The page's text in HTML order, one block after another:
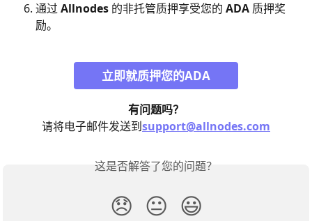
通过 Allnodes 的非托管质押享受您的 ADA 质押奖
励。
立即就质押您的ADA
有问题吗？
请将电子邮件发送到support@allnodes.com
这是否解答了您的问题？
😞 😐 😃